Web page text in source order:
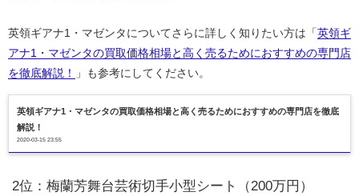
英領ギアナ1・マゼンタについてさらに詳しく知りたい方は「 英領ギ
アナ1・マゼンタの買取価格相場と高く売るためにおすすめの専門店
を徹底解説！
」も参考にしてください。
英領ギアナ1・マゼンタの買取価格相場と高く売るためにおすすめの専門店を徹底
解説！
2020-03-15 23:55
2位：梅蘭芳舞台芸術切手小型シート（200万円）